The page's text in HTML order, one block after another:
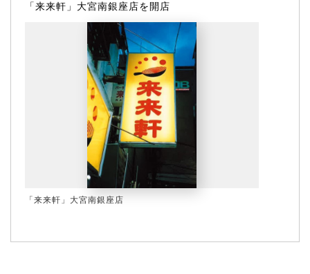
「来来軒」大宮南銀座店を開店
「来来軒」大宮南銀座店